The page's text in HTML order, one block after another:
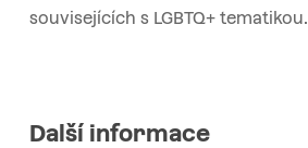
souvisejících s LGBTQ+ tematikou.
Další informace